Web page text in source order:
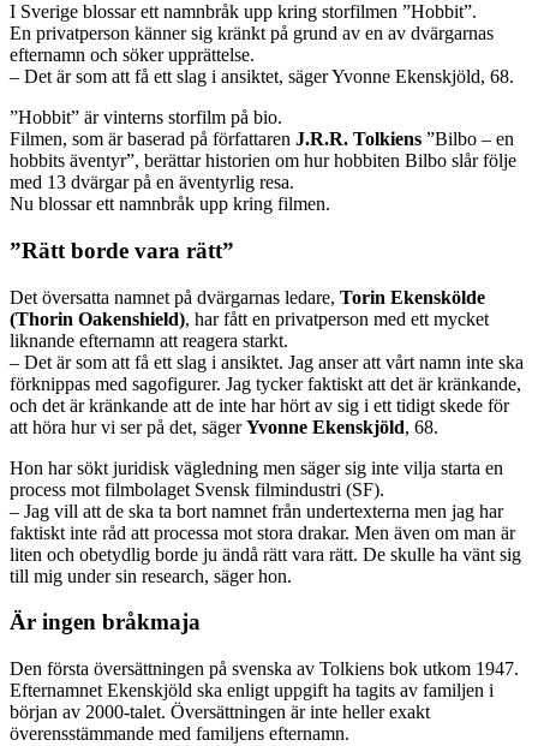
I Sverige blossar ett namnbråk upp kring storfilmen ”Hobbit”.
En privatperson känner sig kränkt på grund av en av dvärgarnas
efternamn och söker upprättelse.
– Det är som att få ett slag i ansiktet, säger Yvonne Ekenskjöld, 68.
”Hobbit” är vinterns storfilm på bio.
Filmen, som är baserad på författaren J.R.R. Tolkiens ”Bilbo – en
hobbits äventyr”, berättar historien om hur hobbiten Bilbo slår följe
med 13 dvärgar på en äventyrlig resa.
Nu blossar ett namnbråk upp kring filmen.
”Rätt borde vara rätt”
Det översatta namnet på dvärgarnas ledare, Torin Ekenskölde
(Thorin Oakenshield), har fått en privatperson med ett mycket
liknande efternamn att reagera starkt.
– Det är som att få ett slag i ansiktet. Jag anser att vårt namn inte ska
förknippas med sagofigurer. Jag tycker faktiskt att det är kränkande,
och det är kränkande att de inte har hört av sig i ett tidigt skede för
att höra hur vi ser på det, sägerYvonne Ekenskjöld, 68.
Hon har sökt juridisk vägledning men säger sig inte vilja starta en
process mot filmbolaget Svensk filmindustri (SF).
– Jag vill att de ska ta bort namnet från undertexterna men jag har
faktiskt inte råd att processa mot stora drakar. Men även om man är
liten och obetydlig borde ju ändå rätt vara rätt. De skulle ha vänt sig
till mig under sin research, säger hon.
Är ingen bråkmaja
Den första översättningen på svenska av Tolkiens bok utkom 1947.
Efternamnet Ekenskjöld ska enligt uppgift ha tagits av familjen i
början av 2000-talet. Översättningen är inte heller exakt
överensstämmande med familjens efternamn.